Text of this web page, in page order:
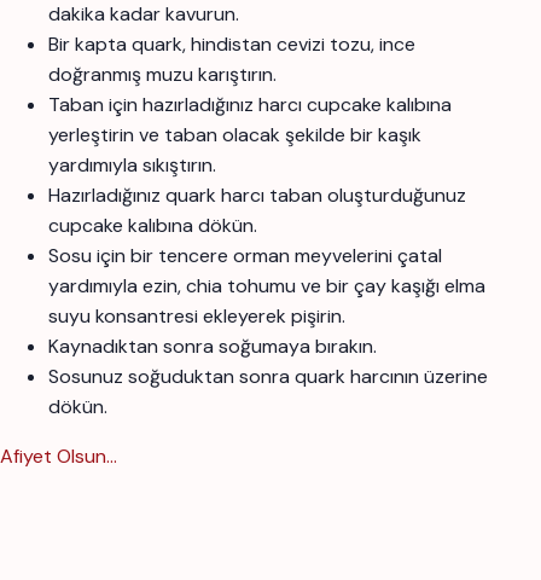
dakika kadar kavurun.
Bir kapta quark, hindistan cevizi tozu, ince
doğranmış muzu karıştırın.
Taban için hazırladığınız harcı cupcake kalıbına
yerleştirin ve taban olacak şekilde bir kaşık
yardımıyla sıkıştırın.
Hazırladığınız quark harcı taban oluşturduğunuz
cupcake kalıbına dökün.
Sosu için bir tencere orman meyvelerini çatal
yardımıyla ezin, chia tohumu ve bir çay kaşığı elma
suyu konsantresi ekleyerek pişirin.
Kaynadıktan sonra soğumaya bırakın.
Sosunuz soğuduktan sonra quark harcının üzerine
dökün.
Afiyet Olsun...